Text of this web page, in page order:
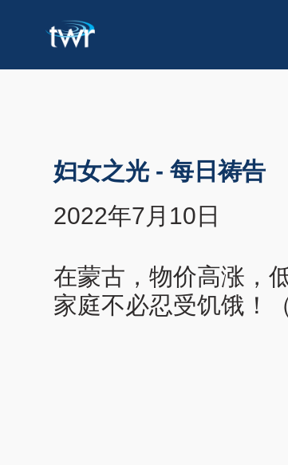
妇女之光 - 每日祷告
2022年7月10日
在蒙古，物价高涨，
家庭不必忍受饥饿！